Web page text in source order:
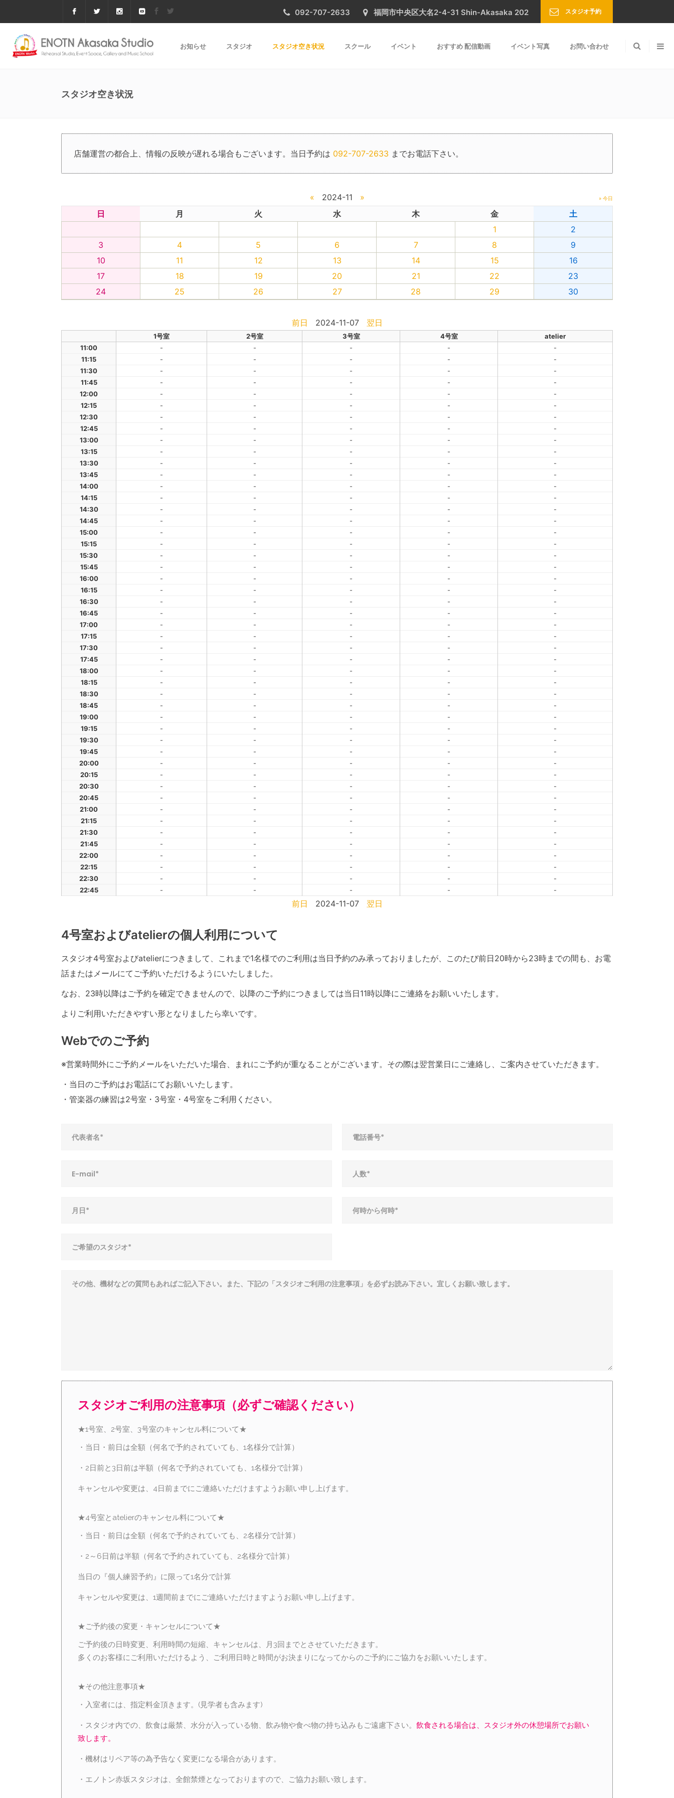
092-707-2633 福岡市中央区大名2-4-31 Shin-Akasaka 202 スタジオ予約
お知らせ スタジオ スタジオ空き状況 スクール イベント おすすめ 配信動画 イベント写真 お問い合わせ
スタジオ空き状況
店舗運営の都合上、情報の反映が遅れる場合もございます。当日予約は 092-707-2633 までお電話下さい。
« 2024-11 » » 今日
日 月 火 水 木 金
土
1
2
3
4 5 6 7 8
9
10
11 12 13 14 15
16
17
18 19 20 21 22
23
24
25 26 27 28 29 30
前日 2024-11-07 翌日
1号室 2号室 3号室 4号室
atelier
11:00
- - - -
-
11:15
- - - -
-
11:30
- - - -
-
11:45
- - - -
-
12:00
- - - -
-
12:15
- - - -
-
12:30
- - - -
-
12:45
- - - -
-
13:00
- - - -
-
13:15
- - - -
-
13:30
- - - -
-
13:45
- - - -
-
14:00
- - - -
-
14:15
- - - -
-
14:30
- - - -
-
14:45
- - - -
-
15:00
- - - -
-
15:15
- - - -
-
15:30
- - - -
-
15:45
- - - -
-
16:00
- - - -
-
16:15
- - - -
-
16:30
- - - -
-
16:45
- - - -
-
17:00
- - - -
-
17:15
- - - -
-
17:30
- - - -
-
17:45
- - - -
-
18:00
- - - -
-
18:15
- - - -
-
18:30
- - - -
-
18:45
- - - -
-
19:00
- - - -
-
19:15
- - - -
-
19:30
- - - -
-
19:45
- - - -
-
20:00
- - - -
-
20:15
- - - -
-
20:30
- - - -
-
20:45
- - - -
-
21:00
- - - -
-
21:15
- - - -
-
21:30
- - - -
-
21:45
- - - -
-
22:00
- - - -
-
22:15
- - - -
-
22:30
- - - -
-
22:45
- - - - -
前日 2024-11-07 翌日
4号室およびatelierの個人利用について
スタジオ4号室およびatelierにつきまして、これまで1名様でのご利用は当日予約のみ承っておりましたが、このたび前日20時から23時までの間も、お電
話またはメールにてご予約いただけるようにいたしました。
なお、23時以降はご予約を確定できませんので、以降のご予約につきましては当日11時以降にご連絡をお願いいたします。
よりご利用いただきやすい形となりましたら幸いです。
Webでのご予約
※営業時間外にご予約メールをいただいた場合、まれにご予約が重なることがございます。その際は翌営業日にご連絡し、ご案内させていただきます。
・当日のご予約はお電話にてお願いいたします。
・管楽器の練習は2号室・3号室・4号室をご利用ください。
スタジオご利用の注意事項（必ずご確認ください）
★1号室、2号室、3号室のキャンセル料について★
・当日・前日は全額（何名で予約されていても、1名様分で計算）
・2日前と3日前は半額（何名で予約されていても、1名様分で計算）
キャンセルや変更は、4日前までにご連絡いただけますようお願い申し上げます。
★4号室とatelierのキャンセル料について★
・当日・前日は全額（何名で予約されていても、2名様分で計算）
・2～6日前は半額（何名で予約されていても、2名様分で計算）
当日の『個人練習予約』に限って1名分で計算
キャンセルや変更は、1週間前までにご連絡いただけますようお願い申し上げます。
★ご予約後の変更・キャンセルについて★
ご予約後の日時変更、利用時間の短縮、キャンセルは、月3回までとさせていただきます。
多くのお客様にご利用いただけるよう、ご利用日時と時間がお決まりになってからのご予約にご協力をお願いいたします。
★その他注意事項★
・入室者には、指定料金頂きます。(見学者も含みます)
・スタジオ内での、飲食は厳禁、水分が入っている物、飲み物や食べ物の持ち込みもご遠慮下さい。 飲食される場合は、スタジオ外の休憩場所でお願い
致します。
・機材はリペア等の為予告なく変更になる場合があります。
・エノトン赤坂スタジオは、全館禁煙となっておりますので、ご協力お願い致します。